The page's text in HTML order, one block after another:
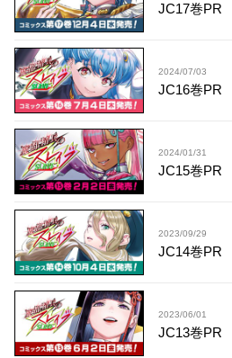
JC17巻PR
2024/07/03
JC16巻PR
2024/01/31
JC15巻PR
2023/09/29
JC14巻PR
2023/06/01
JC13巻PR